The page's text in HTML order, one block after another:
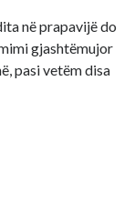
në prapavijë do
gjashtëmujor
pasi vetëm disa